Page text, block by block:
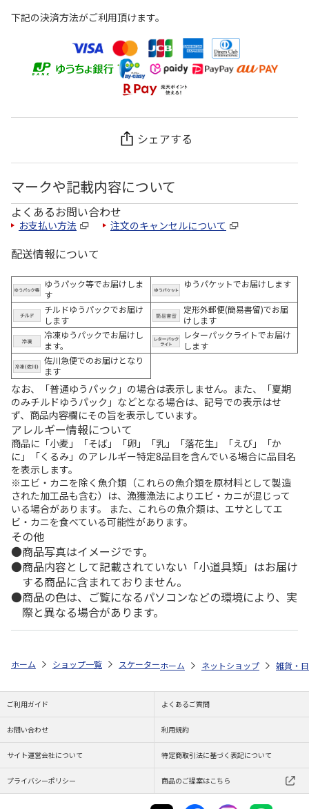
下記の決済方法がご利用頂けます。
シェアする
マークや記載内容について
よくあるお問い合わせ
お支払い方法 注文のキャンセルについて
配送情報について
ゆうパック等でお届けしま
す
ゆうパケットでお届けします
チルドゆうパックでお届け
します
定形外郵便(簡易書留)でお届
けします
冷凍ゆうパックでお届けし
ます。
レターパックライトでお届け
します
佐川急便でのお届けとなり
ます
なお、「普通ゆうパック」の場合は表示しません。また、「夏期
のみチルドゆうパック」などとなる場合は、記号での表示はせ
ず、商品内容欄にその旨を表示しています。
アレルギー情報について
商品に「小麦」「そば」「卵」「乳」「落花生」「えび」「か
に」「くるみ」のアレルギー特定8品目を含んでいる場合に品目名
を表示します。
※エビ・カニを除く魚介類（これらの魚介類を原材料として製造
された加工品も含む）は、漁獲漁法によりエビ・カニが混じって
いる場合があります。 また、これらの魚介類は、エサとしてエ
ビ・カニを食べている可能性があります。
その他
商品写真はイメージです。
商品内容として記載されていない「小道具類」はお届け
する商品に含まれておりません。
商品の色は、ご覧になるパソコンなどの環境により、実
際と異なる場合があります。
ホーム ショップ一覧 スケーター 軽量折りたたみ傘 50cm シナモロ
ホーム ネットショップ 雑貨・
ご利用ガイド よくあるご質問
お問い合わせ 利用規約
サイト運営会社について 特定商取引法に基づく表記について
プライバシーポリシー 商品のご提案はこちら